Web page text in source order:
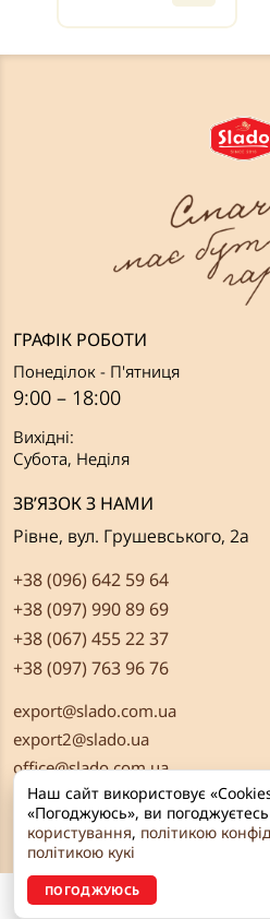
ГРАФІК РОБОТИ
Понеділок - П'ятниця
9:00 – 18:00
Вихідні:
Субота, Неділя
ЗВ’ЯЗОК З НАМИ
Рівне, вул. Грушевського, 2а
+38 (096) 642 59 64
+38 (097) 990 89 69
+38 (067) 455 22 37
+38 (097) 763 96 76
export@slado.com.ua
export2@slado.ua
office@slado.com.ua
© «Сладо» 2026 Всі
Наш сайт використовує
«Погоджуюсь», ви
користування, політикою
політикою кукі
ПОГОДЖУЮСЬ